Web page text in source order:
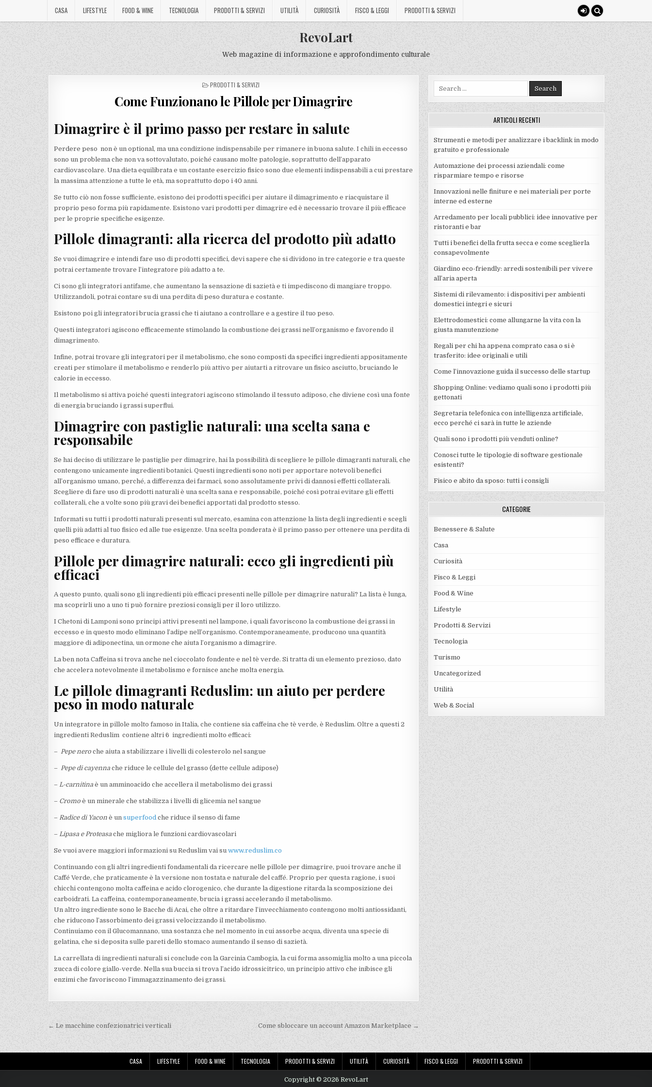
CASA LIFESTYLE FOOD & WINE TECNOLOGIA PRODOTTI & SERVIZI UTILITÀ CURIOSITÀ FISCO & LEGGI PRODOTTI & SERVIZI
RevoLart
Web magazine di informazione e approfondimento culturale
POSTED
PRODOTTI & SERVIZI
Come Funzionano le Pillole per Dimagrire
Dimagrire è il primo passo per restare in salute
Perdere peso non è un optional, ma una condizione indispensabile per rimanere in buona salute. I chili in eccesso
sono un problema che non va sottovalutato, poiché causano molte patologie, soprattutto dell’apparato
cardiovascolare. Una dieta equilibrata e un costante esercizio fisico sono due elementi indispensabili a cui prestare
la massima attenzione a tutte le età, ma soprattutto dopo i 40 anni.
Se tutto ciò non fosse sufficiente, esistono dei prodotti specifici per aiutare il dimagrimento e riacquistare il
proprio peso forma più rapidamente. Esistono vari prodotti per dimagrire ed è necessario trovare il più efficace
per le proprie specifiche esigenze.
Pillole dimagranti: alla ricerca del prodotto più adatto
Se vuoi dimagrire e intendi fare uso di prodotti specifici, devi sapere che si dividono in tre categorie e tra queste
potrai certamente trovare l’integratore più adatto a te.
Ci sono gli integratori antifame, che aumentano la sensazione di sazietà e ti impediscono di mangiare troppo.
Utilizzandoli, potrai contare su di una perdita di peso duratura e costante.
Esistono poi gli integratori brucia grassi che ti aiutano a controllare e a gestire il tuo peso.
Questi integratori agiscono efficacemente stimolando la combustione dei grassi nell’organismo e favorendo il
dimagrimento.
Infine, potrai trovare gli integratori per il metabolismo, che sono composti da specifici ingredienti appositamente
creati per stimolare il metabolismo e renderlo più attivo per aiutarti a ritrovare un fisico asciutto, bruciando le
calorie in eccesso.
Il metabolismo si attiva poiché questi integratori agiscono stimolando il tessuto adiposo, che diviene così una fonte
di energia bruciando i grassi superflui.
Dimagrire con pastiglie naturali: una scelta sana e
responsabile
Se hai deciso di utilizzare le pastiglie per dimagrire, hai la possibilità di scegliere le pillole dimagranti naturali, che
contengono unicamente ingredienti botanici. Questi ingredienti sono noti per apportare notevoli benefici
all’organismo umano, perché, a differenza dei farmaci, sono assolutamente privi di dannosi effetti collaterali.
Scegliere di fare uso di prodotti naturali è una scelta sana e responsabile, poiché così potrai evitare gli effetti
collaterali, che a volte sono più gravi dei benefici apportati dal prodotto stesso.
Informati su tutti i prodotti naturali presenti sul mercato, esamina con attenzione la lista degli ingredienti e scegli
quelli più adatti al tuo fisico ed alle tue esigenze. Una scelta ponderata è il primo passo per ottenere una perdita di
peso efficace e duratura.
Pillole per dimagrire naturali: ecco gli ingredienti più
efficaci
A questo punto, quali sono gli ingredienti più efficaci presenti nelle pillole per dimagrire naturali? La lista è lunga,
ma scoprirli uno a uno ti può fornire preziosi consigli per il loro utilizzo.
I Chetoni di Lamponi sono principi attivi presenti nel lampone, i quali favoriscono la combustione dei grassi in
eccesso e in questo modo eliminano l’adipe nell’organismo. Contemporaneamente, producono una quantità
maggiore di adiponectina, un ormone che aiuta l’organismo a dimagrire.
La ben nota Caffeina si trova anche nel cioccolato fondente e nel tè verde. Si tratta di un elemento prezioso, dato
che accelera notevolmente il metabolismo e fornisce anche molta energia.
Le pillole dimagranti Reduslim: un aiuto per perdere
peso in modo naturale
Un integratore in pillole molto famoso in Italia, che contiene sia caffeina che tè verde, è Reduslim. Oltre a questi 2
ingredienti Reduslim contiene altri 6 ingredienti molto efficaci:
– Pepe neroche aiuta a stabilizzare i livelli di colesterolo nel sangue
– Pepe di cayennache riduce le cellule del grasso (dette cellule adipose)
– L-carnitinaè un amminoacido che accellera il metabolismo dei grassi
– Cromo è un minerale che stabilizza i livelli di glicemia nel sangue
– Radice di Yacon è un superfood che riduce il senso di fame
– Lipasa e Proteasache migliora le funzioni cardiovascolari
Se vuoi avere maggiori informazioni su Reduslim vai su www.reduslim.co
Continuando con gli altri ingredienti fondamentali da ricercare nelle pillole per dimagrire, puoi trovare anche il
Caffé Verde, che praticamente è la versione non tostata e naturale del caffé. Proprio per questa ragione, i suoi
chicchi contengono molta caffeina e acido clorogenico, che durante la digestione ritarda la scomposizione dei
carboidrati. La caffeina, contemporaneamente, brucia i grassi accelerando il metabolismo.
Un altro ingrediente sono le Bacche di Acai, che oltre a ritardare l’invecchiamento contengono molti antiossidanti,
che riducono l’assorbimento dei grassi velocizzando il metabolismo.
Continuiamo con il Glucomannano, una sostanza che nel momento in cui assorbe acqua, diventa una specie di
gelatina, che si deposita sulle pareti dello stomaco aumentando il senso di sazietà.
La carrellata di ingredienti naturali si conclude con la Garcinia Cambogia, la cui forma assomiglia molto a una piccola
zucca di colore giallo-verde. Nella sua buccia si trova l’acido idrossicitrico, un principio attivo che inibisce gli
enzimi che favoriscono l’immagazzinamento dei grassi.
Navigazione
articoli
← Le macchine confezionatrici verticali Come sbloccare un account Amazon Marketplace →
Search
for:
ARTICOLI RECENTI
Strumenti e metodi per analizzare i backlink in modo
gratuito e professionale
Automazione dei processi aziendali: come
risparmiare tempo e risorse
Innovazioni nelle finiture e nei materiali per porte
interne ed esterne
Arredamento per locali pubblici: idee innovative per
ristoranti e bar
Tutti i benefici della frutta secca e come sceglierla
consapevolmente
Giardino eco-friendly: arredi sostenibili per vivere
all’aria aperta
Sistemi di rilevamento: i dispositivi per ambienti
domestici integri e sicuri
Elettrodomestici: come allungarne la vita con la
giusta manutenzione
Regali per chi ha appena comprato casa o si è
trasferito: idee originali e utili
Come l’innovazione guida il successo delle startup
Shopping Online: vediamo quali sono i prodotti più
gettonati
Segretaria telefonica con intelligenza artificiale,
ecco perché ci sarà in tutte le aziende
Quali sono i prodotti più venduti online?
Conosci tutte le tipologie di software gestionale
esistenti?
Fisico e abito da sposo: tutti i consigli
CATEGORIE
Benessere & Salute
Casa
Curiosità
Fisco & Leggi
Food & Wine
Lifestyle
Prodotti & Servizi
Tecnologia
Turismo
Uncategorized
Utilità
Web & Social
CASA LIFESTYLE FOOD & WINE TECNOLOGIA PRODOTTI & SERVIZI UTILITÀ CURIOSITÀ FISCO & LEGGI PRODOTTI & SERVIZI
Copyright © 2026 RevoLart